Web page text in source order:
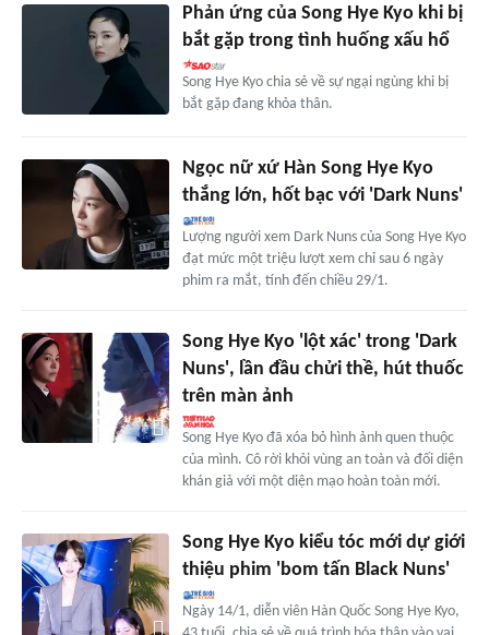
Phản ứng của Song Hye Kyo khi bị
bắt gặp trong tình huống xấu hổ
Song Hye Kyo chia sẻ về sự ngại ngùng khi bị
bắt gặp đang khỏa thân.
Ngọc nữ xứ Hàn Song Hye Kyo
thắng lớn, hốt bạc với 'Dark Nuns'
Lượng người xem Dark Nuns của Song Hye Kyo
đạt mức một triệu lượt xem chỉ sau 6 ngày
phim ra mắt, tính đến chiều 29/1.
Song Hye Kyo 'lột xác' trong 'Dark
Nuns', lần đầu chửi thề, hút thuốc
trên màn ảnh
Song Hye Kyo đã xóa bỏ hình ảnh quen thuộc
của mình. Cô rời khỏi vùng an toàn và đối diện
khán giả với một diện mạo hoàn toàn mới.
Song Hye Kyo kiểu tóc mới dự giới
thiệu phim 'bom tấn Black Nuns'
Ngày 14/1, diễn viên Hàn Quốc Song Hye Kyo,